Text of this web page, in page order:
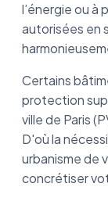
l’énergie ou à
autorisées en
Certains
protection
ville de Paris
D'où la
urbanisme de
concrétiser